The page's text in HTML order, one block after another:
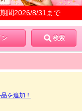
間2026/8/31まで
ン 検索